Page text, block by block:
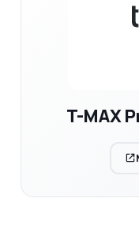
T-MAX